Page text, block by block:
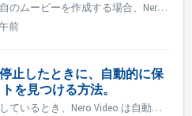
Nero Video を使用して独自のムービーを作成する場合、Nero Video では、ビデオ、音楽、写真などのメディアファイルを別のフォルダや、テレビやカメラなどの別のデバイスからインポートすることができます。同時に、すべてのメディアファイルは「マイメディア」パレットで管理することができます。 メディアフ...
前
止したときに、自動的に保
を見つける方法。
Nero Video で動画を編集しているとき、Nero Video は自動的にプロジェクトをバックグラウンドで保存します。 プロジェクトを保存する前に Nero Video の動作が停止した場合でも、この方法で自動保存されたプロジェクトを見つけることができます。 1. 次の場所にある ユーザ...